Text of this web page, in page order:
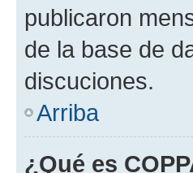
publicaron
de la base de
discuciones.
Arriba
¿Qué es